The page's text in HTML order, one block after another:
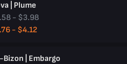
| Plume
- $3.98
- $4.12
Bizon | Embargo